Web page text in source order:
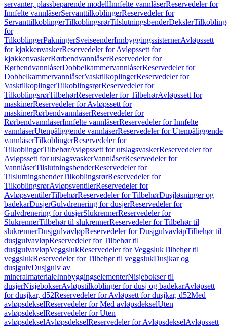
servanter, plassbeparende modellInnfelte vannlåserReservedeler for
Innfelte vannlåserServanttilkoblingerReservedeler for
ServanttilkoblingerTilkoblingsrørTilslutningsbenderDeksler
for
TilkoblingerPakningerSveiseenderInnbyggingssisternerAvløpssett
for kjøkkenvaskerReservedeler for Avløpssett for
kjøkkenvaskerRørbendvannlåserReservedeler for
RørbendvannlåserDobbelkammervannlåserReservedeler for
DobbelkammervannlåserVasktilkoplingerReservedeler for
VasktilkoplingerTilkoblingsrørReservedeler for
TilkoblingsrørTilbehørReservedeler for TilbehørAvløpssett for
maskinerReservedeler for Avløpssett for
maskinerRørbendvannlåserReservedeler for
RørbendvannlåserInnfelte vannlåserReservedeler for Innfelte
vannlåserUtenpåliggende vannlåserReservedeler for Utenpåliggende
vannlåserTilkoblingerReservedeler for
TilkoblingerTilbehørAvløpssett for utslagsvaskerReservedeler for
Avløpssett for utslagsvaskerVannlåserReservedeler for
VannlåserTilslutningsbenderReservedeler for
TilslutningsbenderTilkoblingsrørReservedeler for
TilkoblingsrørAvløpsventilerReservedeler for
AvløpsventilerTilbehørReservedeler for TilbehørDusjløsninger og
badekarDusjerGulvdrenering for dusjerReservedeler for
Gulvdrenering for dusjerSlukrennerReservedeler for
SlukrennerTilbehør til slukrennerReservedeler for Tilbehør til
slukrennerDusjgulvavløpReservedeler for DusjgulvavløpTilbehør til
dusjgulvavløpReservedeler for Tilbehør til
dusjgulvavløpVeggslukReservedeler for VeggslukTilbehør til
veggslukReservedeler for Tilbehør til veggslukDusjkar og
dusjgulvDusjgulv av
mineralmaterialeInnbyggingselementerNisjebokser til
dusjerNisjebokserAvløpstilkoblinger for dusj og badekarAvløpsett
for dusjkar, d52Reservedeler for Avløpsett for dusjkar, d52Med
avløpsdekselReservedeler for Med avløpsdekselUten
avløpsdekselReservedeler for Uten
avløpsdekselAvløpsdekselReservedeler for AvløpsdekselAvløpssett